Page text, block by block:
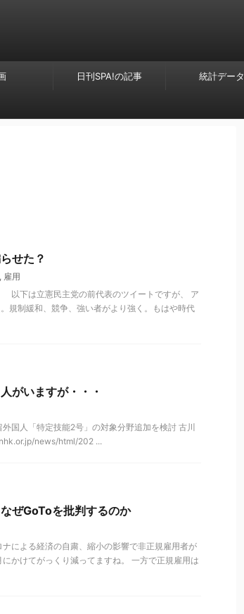
日刊SPA!の記事 統計データ
せた？
, 雇用
以下は立憲民主党の前代表のツイートですが、 ア
規制緩和、競争、強い者がより強く。もはや時代
がいますが・・・
国人「特定技能2号」の対象分野追加を検討 古川
news/html/202 ...
ぜGoToを批判するのか
による経済の自粛、縮小の影響で非正規雇用者が
かけてがっくり減ってますね。 一方で正規雇用は